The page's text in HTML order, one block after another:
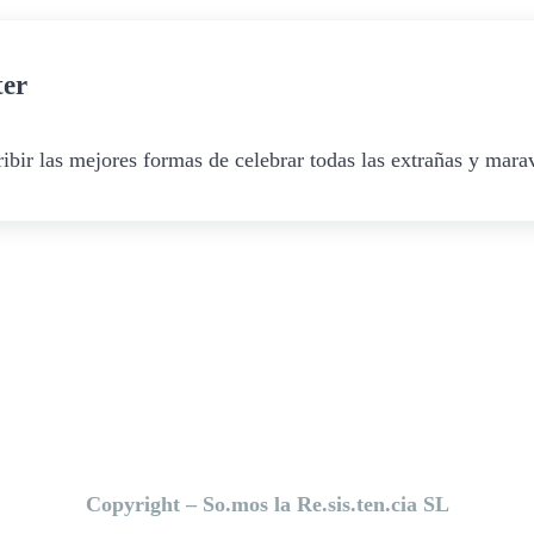
las mejores formas de celebrar todas las extrañas y
Copyright – So.mos la Re.sis.ten.cia SL